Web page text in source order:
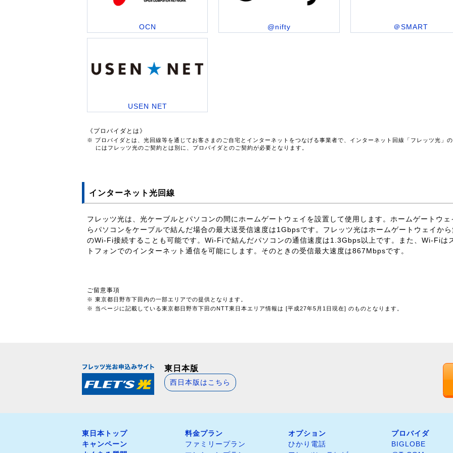
OCN @nifty ＠SMART
USEN NET
《プロバイダとは》
※ プロバイダとは、光回線等を通じてお客さまのご自宅とインターネットをつなげる事業者で、インターネット回線「フレッツ光」の
にはフレッツ光のご契約とは別に、プロバイダとのご契約が必要となります。
インターネット光回線
フレッツ光は、光ケーブルとパソコンの間にホームゲートウェイを設置して使用します。ホームゲートウェ
らパソコンをケーブルで結んだ場合の最大送受信速度は1Gbpsです。フレッツ光はホームゲートウェイから
のWi-Fi接続することも可能です。Wi-Fiで結んだパソコンの通信速度は1.3Gbps以上です。また、Wi-Fiは
トフォンでのインターネット通信を可能にします。そのときの受信最大速度は867Mbpsです。
ご留意事項
※ 東京都日野市下田内の一部エリアでの提供となります。
※ 当ページに記載している東京都日野市下田のNTT東日本エリア情報は [平成27年5月1日現在] のものとなります。
東日本版
西日本版はこちら
東日本トップ
キャンペーン
料金プラン
ファミリープラン
オプション
ひかり電話
プロバイダ
BIGLOBE